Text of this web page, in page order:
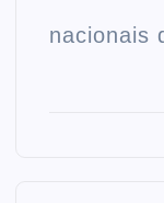
nacionais